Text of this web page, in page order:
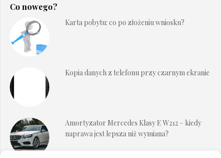
Co nowego?
Karta pobytu: co po złożeniu wniosku?
Kopia danych z telefonu przy czarnym ekranie
Amortyzator Mercedes Klasy E W212 – kiedy
naprawa jest lepsza niż wymiana?